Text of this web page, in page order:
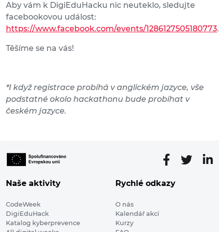
Aby vám k DigiEduHacku nic neuteklo, sledujte
facebookovou událost:
https://www.facebook.com/events/1286127505180773.
Těšíme se na vás!
*I když registrace probíhá v anglickém jazyce, vše
podstatné okolo hackathonu bude probíhat v
českém jazyce.
Naše aktivity
CodeWeek
DigiEduHack
Katalog kyberprevence
Rychlé odkazy
O nás
Kalendář akcí
Kurzy